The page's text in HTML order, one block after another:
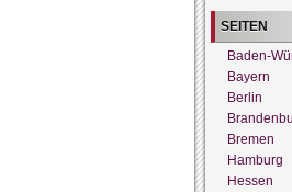
SEITEN
Baden-
Bayern
Berlin
Bremen
Hamburg
Hessen